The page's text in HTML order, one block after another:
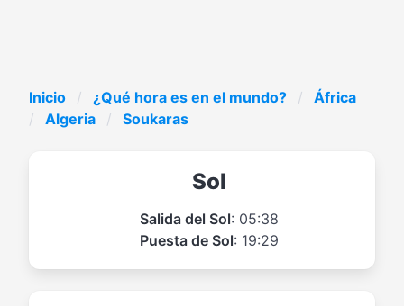
Inicio ¿Qué hora es en el mundo?
África
Algeria
Soukaras
Sol
Salida del Sol: 05:38
Puesta de Sol: 19:29